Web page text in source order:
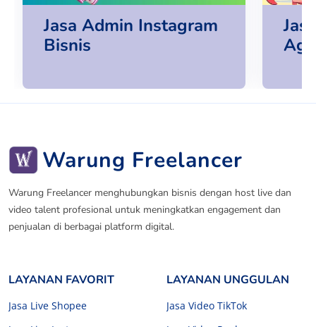
Jasa Admin Instagram
Bisnis
Warung Freelancer
Warung Freelancer menghubungkan bisnis dengan host live dan
video talent profesional untuk meningkatkan engagement dan
penjualan di berbagai platform digital.
LAYANAN FAVORIT
Jasa Live Shopee
LAYANAN UNGGULAN
Jasa Video TikTok